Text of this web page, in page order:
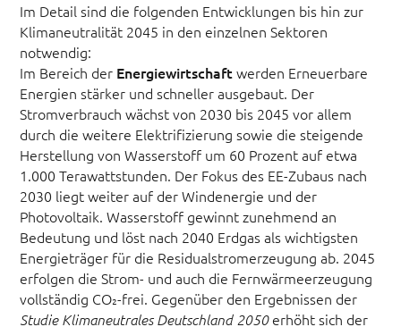
Im Detail sind die folgenden Entwicklungen bis hin zur
Klimaneutralität 2045 in den einzelnen Sektoren
notwendig:
Im Bereich der Energiewirtschaftwerden Erneuerbare
Energien stärker und schneller ausgebaut. Der
Stromverbrauch wächst von 2030 bis 2045 vor allem
durch die weitere Elektrifizierung sowie die steigende
Herstellung von Wasserstoff um 60 Prozent auf etwa
1.000 Terawattstunden. Der Fokus des EE-Zubaus nach
2030 liegt weiter auf der Windenergie und der
Photovoltaik. Wasserstoff gewinnt zunehmend an
Bedeutung und löst nach 2040 Erdgas als wichtigsten
Energieträger für die Residualstromerzeugung ab. 2045
erfolgen die Strom- und auch die Fernwärmeerzeugung
vollständig CO₂-frei. Gegenüber den Ergebnissen der
Studie Klimaneutrales Deutschland 2050erhöht sich der